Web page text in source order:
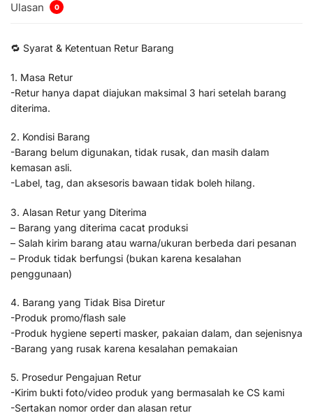
Ulasan 0
🔁 Syarat & Ketentuan Retur Barang
1. Masa Retur
-Retur hanya dapat diajukan maksimal 3 hari setelah barang
diterima.
2. Kondisi Barang
-Barang belum digunakan, tidak rusak, dan masih dalam
kemasan asli.
-Label, tag, dan aksesoris bawaan tidak boleh hilang.
3. Alasan Retur yang Diterima
– Barang yang diterima cacat produksi
– Salah kirim barang atau warna/ukuran berbeda dari pesanan
– Produk tidak berfungsi (bukan karena kesalahan
penggunaan)
4. Barang yang Tidak Bisa Diretur
-Produk promo/flash sale
-Produk hygiene seperti masker, pakaian dalam, dan sejenisnya
-Barang yang rusak karena kesalahan pemakaian
5. Prosedur Pengajuan Retur
-Kirim bukti foto/video produk yang bermasalah ke CS kami
-Sertakan nomor order dan alasan retur